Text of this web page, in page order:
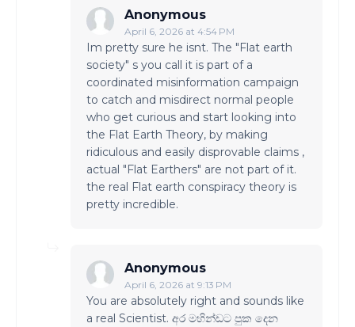
Anonymous
April 6, 2026 at 4:54 PM
Im pretty sure he isnt. The "Flat earth
society" s you call it is part of a
coordinated misinformation campaign
to catch and misdirect normal people
who get curious and start looking into
the Flat Earth Theory, by making
ridiculous and easily disprovable claims ,
actual "Flat Earthers" are not part of it.
the real Flat earth conspiracy theory is
pretty incredible.
Anonymous
April 6, 2026 at 9:13 PM
You are absolutely right and sounds like
a real Scientist. අර මහින්ඩට පුක දෙන